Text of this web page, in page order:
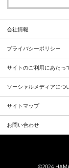
会社情報
プライバシーポリシー
サイトのご利用にあたっ
ソーシャルメディアにつ
サイトマップ
お問い合わせ